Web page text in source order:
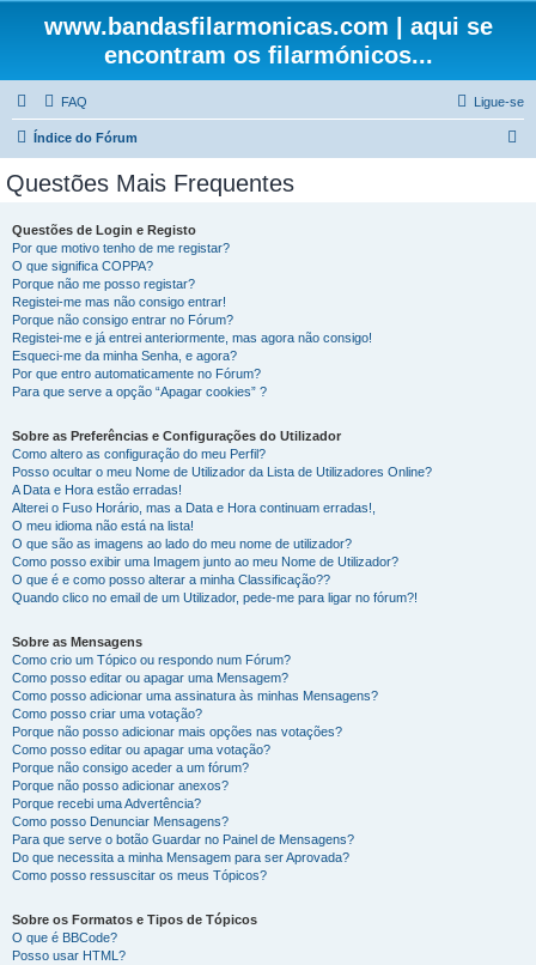
www.bandasfilarmonicas.com | aqui se
encontram os filarmónicos...
FAQ Ligue-se
Índice do Fórum
Questões Mais Frequentes
Questões de Login e Registo
Por que motivo tenho de me registar?
O que significa COPPA?
Porque não me posso registar?
Registei-me mas não consigo entrar!
Porque não consigo entrar no Fórum?
Registei-me e já entrei anteriormente, mas agora não consigo!
Esqueci-me da minha Senha, e agora?
Por que entro automaticamente no Fórum?
Para que serve a opção “Apagar cookies” ?
Sobre as Preferências e Configurações do Utilizador
Como altero as configuração do meu Perfil?
Posso ocultar o meu Nome de Utilizador da Lista de Utilizadores Online?
A Data e Hora estão erradas!
Alterei o Fuso Horário, mas a Data e Hora continuam erradas!,
O meu idioma não está na lista!
O que são as imagens ao lado do meu nome de utilizador?
Como posso exibir uma Imagem junto ao meu Nome de Utilizador?
O que é e como posso alterar a minha Classificação??
Quando clico no email de um Utilizador, pede-me para ligar no fórum?!
Sobre as Mensagens
Como crio um Tópico ou respondo num Fórum?
Como posso editar ou apagar uma Mensagem?
Como posso adicionar uma assinatura às minhas Mensagens?
Como posso criar uma votação?
Porque não posso adicionar mais opções nas votações?
Como posso editar ou apagar uma votação?
Porque não consigo aceder a um fórum?
Porque não posso adicionar anexos?
Porque recebi uma Advertência?
Como posso Denunciar Mensagens?
Para que serve o botão Guardar no Painel de Mensagens?
Do que necessita a minha Mensagem para ser Aprovada?
Como posso ressuscitar os meus Tópicos?
Sobre os Formatos e Tipos de Tópicos
O que é BBCode?
Posso usar HTML?